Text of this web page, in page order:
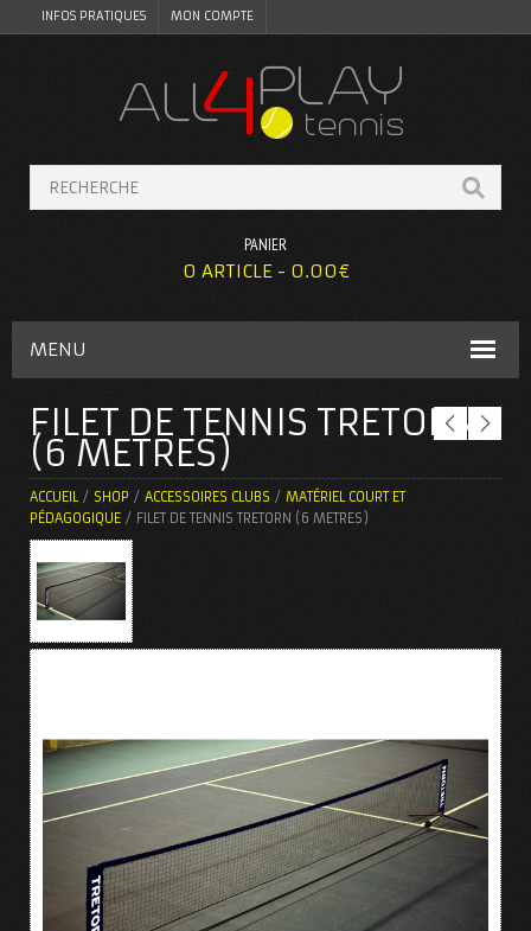
INFOS PRATIQUES MON COMPTE
PANIER
0 ARTICLE - 0.00€
MENU
FILET DE TENNIS TRETORN
(6 METRES)
ACCUEIL/ SHOP / ACCESSOIRES CLUBS / MATÉRIEL COURT ET
PÉDAGOGIQUE / FILET DE TENNIS TRETORN (6 METRES)